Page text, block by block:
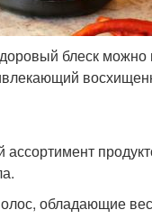
блеск
обладающие